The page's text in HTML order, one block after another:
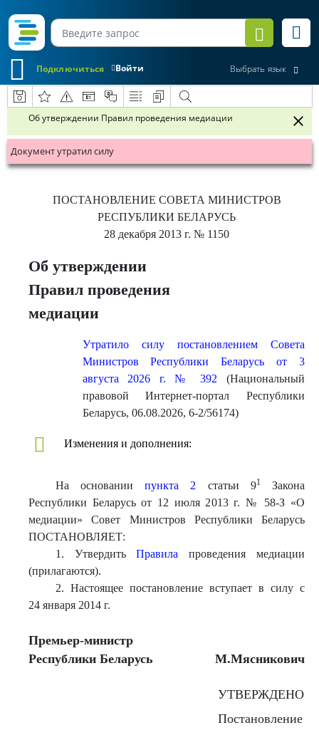
Войти
Подключиться Выбрать язык
Об утверждении Правил проведения медиации
Документ утратил силу
ПОСТАНОВЛЕНИЕ СОВЕТА МИНИСТРОВ
РЕСПУБЛИКИ БЕЛАРУСЬ
28 декабря 2013 г. № 1150
Об утверждении
Правил проведения
медиации
Утратило силу постановлением Совета
Министров Республики Беларусь от 3
августа 2026 г. № 392 (Национальный
правовой Интернет-портал Республики
Беларусь, 06.08.2026, 6-2/56174)
Изменения и дополнения:
На основаниипункта 2 статьи 91
Закона
Республики Беларусь от 12 июля 2013 г. № 58-З «О
медиации» Совет Министров Республики Беларусь
ПОСТАНОВЛЯЕТ:
1. УтвердитьПравила проведения медиации
(прилагаются).
2. Настоящее постановление вступает в силу с
24 января 2014 г.
Премьер-министр
Республики Беларусь
М.Мясникович
УТВЕРЖДЕНО
Постановление